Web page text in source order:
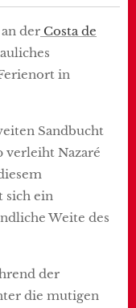
der Costa de
in
Sandbucht
verleiht Nazaré
sich ein
Weite des
der
die mutigen